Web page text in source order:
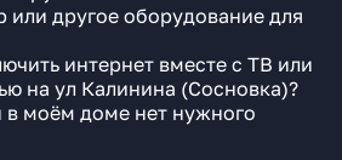
или другое оборудование для
интернет вместе с ТВ или
на ул Калинина (Сосновка)?
в моём доме нет нужного